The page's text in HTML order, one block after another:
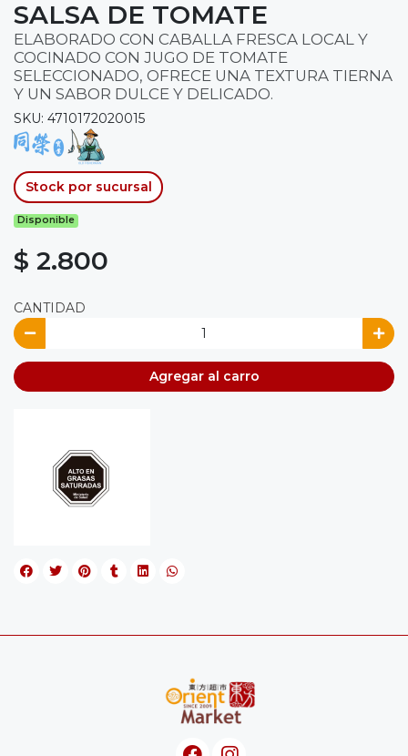
SALSA DE TOMATE
ELABORADO CON CABALLA FRESCA LOCAL Y
COCINADO CON JUGO DE TOMATE
SELECCIONADO, OFRECE UNA TEXTURA TIERNA
Y UN SABOR DULCE Y DELICADO.
SKU: 4710172020015
Stock por sucursal
Disponible
$ 2.800
CANTIDAD
Agregar al carro